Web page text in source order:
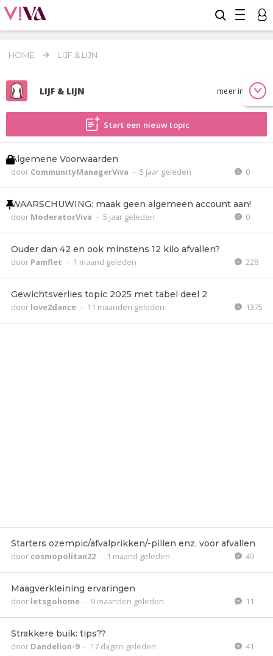
HOME LIJF & LIJN
LIJF & LIJN meer info
Start een nieuw topic
Algemene Voorwaarden
door CommunityManagerViva - 5 jaar geleden 0
WAARSCHUWING: maak geen algemeen account aan!
door ModeratorViva - 5 jaar geleden 0
Ouder dan 42 en ook minstens 12 kilo afvallen?
door Pamflet - 1 maand geleden 228
Gewichtsverlies topic 2025 met tabel deel 2
door love2dance - 11 maanden geleden 1375
Starters ozempic/afvalprikken/-pillen enz. voor afvallen
door cosmopolitan22 - 1 maand geleden 49
Maagverkleining ervaringen
door letsgohome - 9 maanden geleden 11
Strakkere buik: tips??
door Dandelion-9 - 17 dagen geleden 41